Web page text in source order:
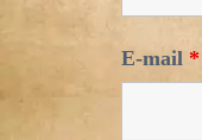
E-mail *